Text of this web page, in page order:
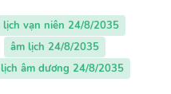
lịch vạn niên 24/8/2035
âm lịch 24/8/2035
lịch âm dương 24/8/2035